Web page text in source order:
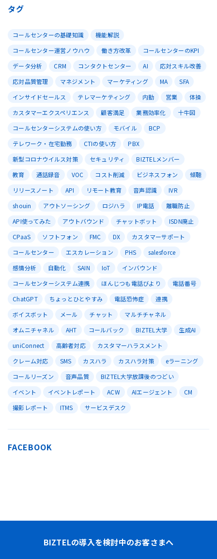
タグ
コールセンターの基礎知識
機能解説
コールセンター運営ノウハウ
働き方改革
コールセンターのKPI
データ分析
CRM コンタクトセンター AI
応対スキル改善
応対品質管理
マネジメント マーケティング MA
SFA
インサイドセールス
テレマーケティング 内勤 営業
体操
カスタマーエクスペリエンス
顧客満足 業務効率化
十牛図
コールセンターシステムの使い方
モバイル
BCP
テレワーク・在宅勤務
CTIの使い方
PBX
新型コロナウイルス対策
セキュリティ
BIZTELメンバー
教育
通話録音 VOC コスト削減 ビジネスフォン
傾聴
リリースノート
API リモート教育 音声認識
IVR
shouin
アウトソーシング ロジハラ IP電話
離職防止
API使ってみた
アウトバウンド チャットボット
ISDN廃止
CPaaS
ソフトフォン FMC DX
カスタマーサポート
コールセンター
エスカレーション PHS
salesforce
感情分析
自動化 SAIN IoT
インバウンド
コールセンターシステム連携
ほんじつも電話びより
電話番号
ChatGPT
ちょっとひとやすみ 電話恐怖症
連携
ボイスボット
メール チャット
マルチチャネル
オムニチャネル
AHT コールバック BIZTEL大学
生成AI
uniConnect
高齢者対応
カスタマーハラスメント
クレーム対応
SMS カスハラ カスハラ対策
eラーニング
コールリーズン
音声品質
BIZTEL大学放課後のつどい
イベント
イベントレポート ACW AIエージェント
CM
撮影レポート
ITMS サービスデスク
FACEBOOK
BIZTELの導入を検討中のお客さまへ